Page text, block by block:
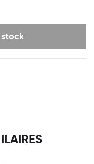
stock